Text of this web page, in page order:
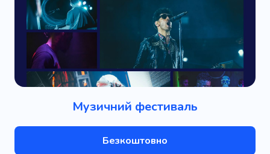
Музичний фестиваль
Безкоштовно